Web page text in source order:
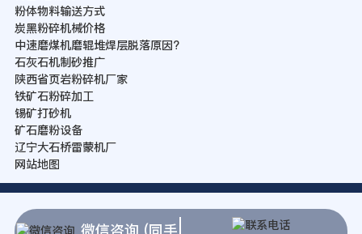
粉体物料输送方式
炭黑粉碎机械价格
中速磨煤机磨辊堆焊层脱落原因?
石灰石机制砂推广
陕西省页岩粉碎机厂家
铁矿石粉碎加工
锡矿打砂机
矿石磨粉设备
辽宁大石桥雷蒙机厂
网站地图